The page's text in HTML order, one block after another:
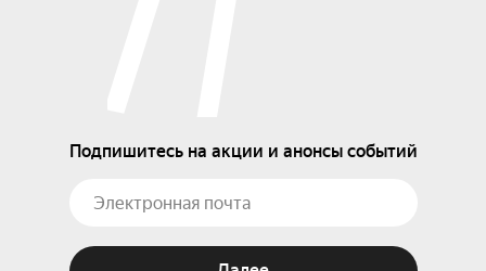
Подпишитесь на акции и анонсы событий